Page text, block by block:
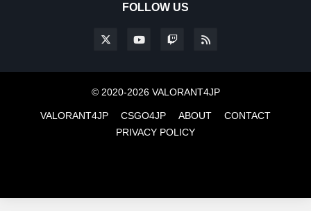
FOLLOW US
© 2020-2026 VALORANT4JP
VALORANT4JP CSGO4JP ABOUT
CONTACT
PRIVACY POLICY